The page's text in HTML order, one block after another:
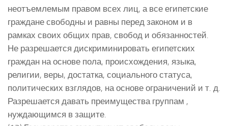
неотъемлемым правом всех лиц, а все египетские
граждане свободны и равны перед законом и в
рамках своих общих прав, свобод и обязанностей.
Не разрешается дискриминировать египетских
граждан на основе пола, происхождения, языка,
религии, веры, достатка, социального статуса,
политических взглядов, на основе ограничений и т. д.
Разрешается давать преимущества группам ,
нуждающимся в защите.